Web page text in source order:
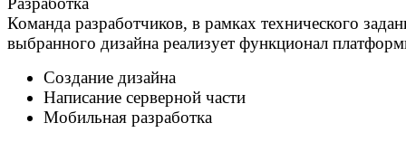
Команда разработчиков, в рамках технического
выбранного дизайна реализует функционал
Создание дизайна
Написание серверной части
Мобильная разработка